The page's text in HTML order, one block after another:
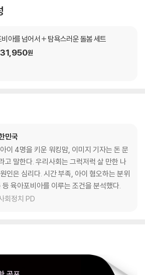
아를 넘어서 + 탐욕스러운 돌봄 세트
31,950원
민국
이 4명을 키운 워킹맘, 이미지 기자는 돈 문
고 말한다. 우리사회는 그럭저럭 살 만한 나
인은 심리다. 시간 부족, 아이 혐오하는 분위
육아포비아를 이루는 조건을 분석했다.
회정치 PD